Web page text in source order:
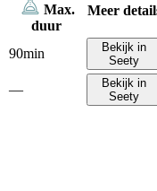
Max.
duur
Meer
90min
Bekijk in
Seety
—
Bekijk in
Seety